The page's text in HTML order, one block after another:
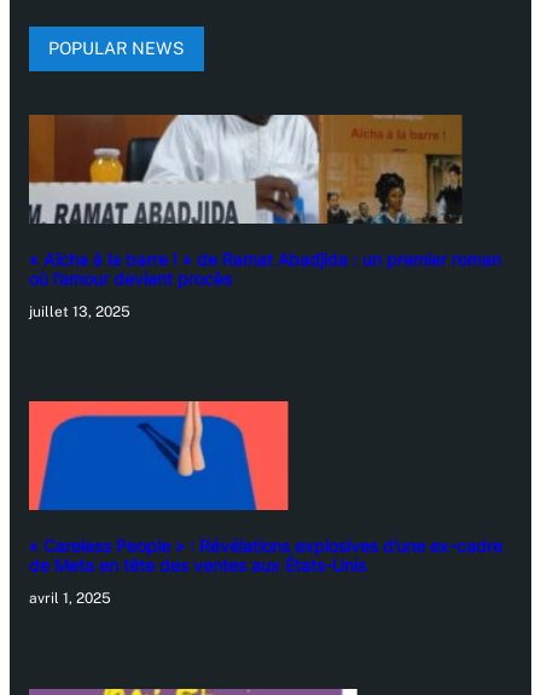
POPULAR NEWS
« Aïcha à la barre ! » de Ramat Abadjida : un premier roman
où l’amour devient procès
juillet 13, 2025
« Careless People » : Révélations explosives d’une ex-cadre
de Meta en tête des ventes aux États-Unis
avril 1, 2025